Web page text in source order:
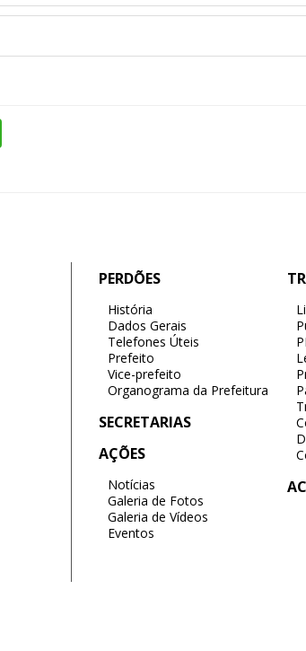
PERDÕES
História
Dados Gerais
Telefones Úteis
Prefeito
Vice-prefeito
Organograma da Prefeitura
SECRETARIAS
AÇÕES
Notícias
Galeria de Fotos
Galeria de Vídeos
Eventos